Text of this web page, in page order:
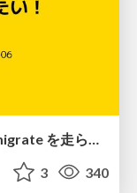
3 340